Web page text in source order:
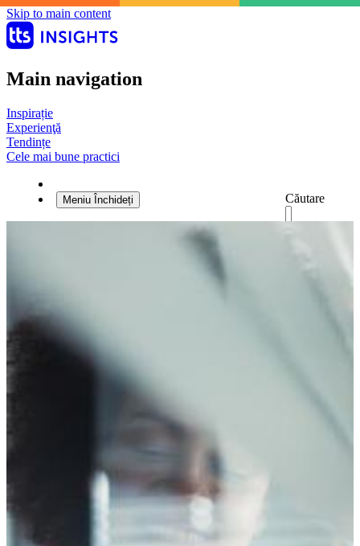
Skip to main content
Main navigation
Inspirație
Experienţă
Tendințe
Cele mai bune practici
Căutare
Meniu Închideți